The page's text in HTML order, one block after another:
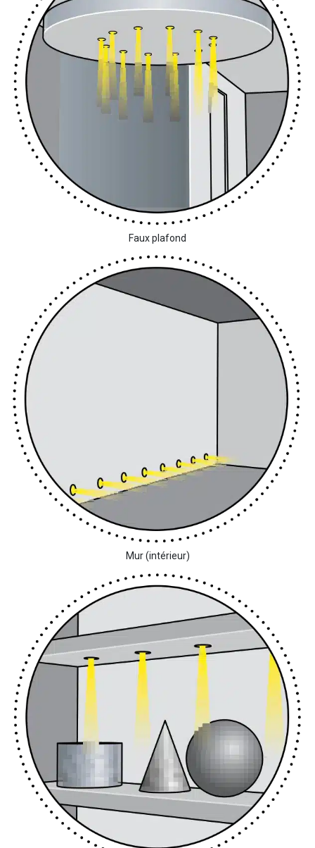
Faux plafond
Mur (intérieur)